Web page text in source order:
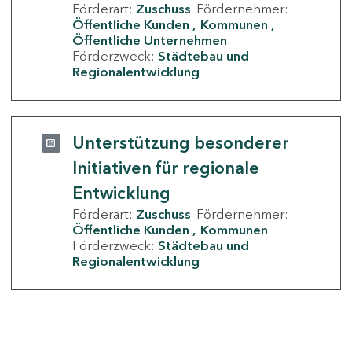
Förderart: Zuschuss Fördernehmer:
Öffentliche Kunden
Kommunen
Öffentliche Unternehmen
Förderzweck: Städtebau und
Regionalentwicklung
Unterstützung besonderer
Initiativen für regionale
Entwicklung
Förderart: Zuschuss Fördernehmer:
Öffentliche Kunden
Kommunen
Förderzweck: Städtebau und
Regionalentwicklung